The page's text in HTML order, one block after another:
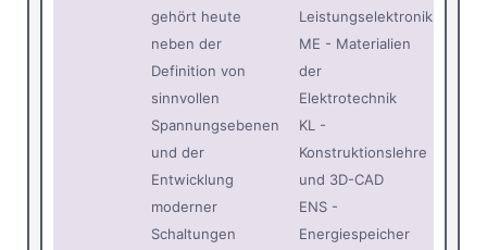
gehört heute
neben der
Definition von
sinnvollen
Spannungsebenen
und der
Entwicklung
moderner
Schaltungen
Leistungselektronik
ME - Materialien
der
Elektrotechnik
KL -
Konstruktionslehre
und 3D-CAD
ENS -
Energiespeicher